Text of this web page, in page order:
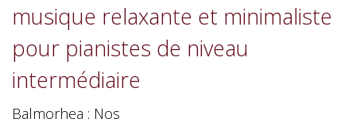
musique relaxante et minimaliste
pour pianistes de niveau
intermédiaire
Balmorhea : Nos